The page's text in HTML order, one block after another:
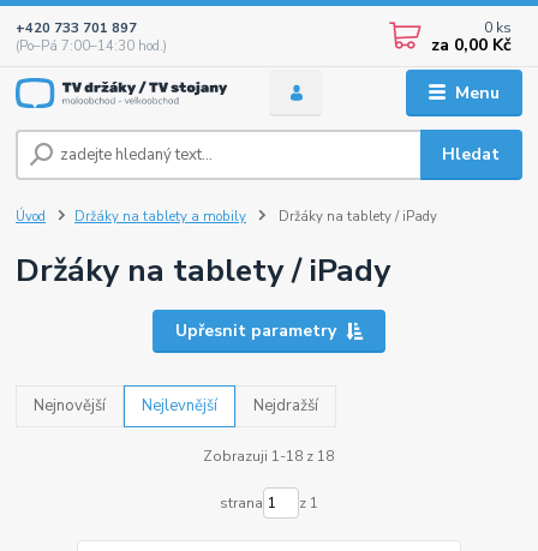
Menu
Hledat
+420 733 701 897
(Po–Pá 7:00–14:30 hod.)
0 ks
za 0,00 Kč
Úvod Držáky na tablety a mobily Držáky na tablety / iPady
Držáky na tablety / iPady
Upřesnit parametry
Nejnovější Nejlevnější Nejdražší
Zobrazuji 1-18 z 18
strana z 1